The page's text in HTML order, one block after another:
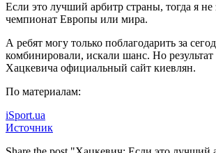
Если это лучший арбитр страны, тогда я
чемпионат Европы или мира.
А ребят могу только поблагодарить за
комбинировали, искали шанс. Но
Хацкевича официальный сайт киевлян.
По материалам:
iSport.ua
Источник